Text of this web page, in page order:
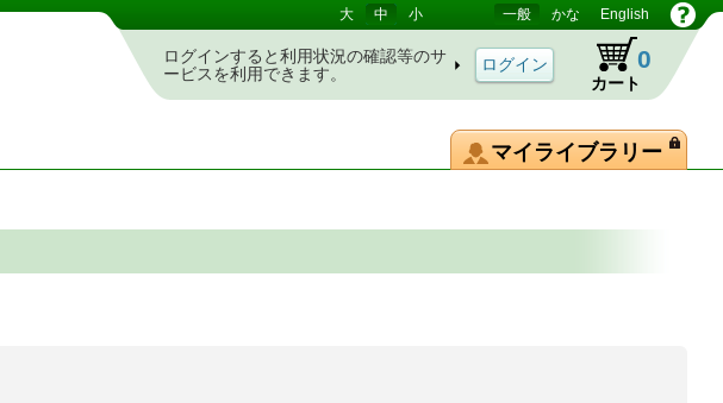
大 中 小 一般 かな English
ログインすると利用状況の確認等のサ
ービスを利用できます。
カート
0
マイライブラリー